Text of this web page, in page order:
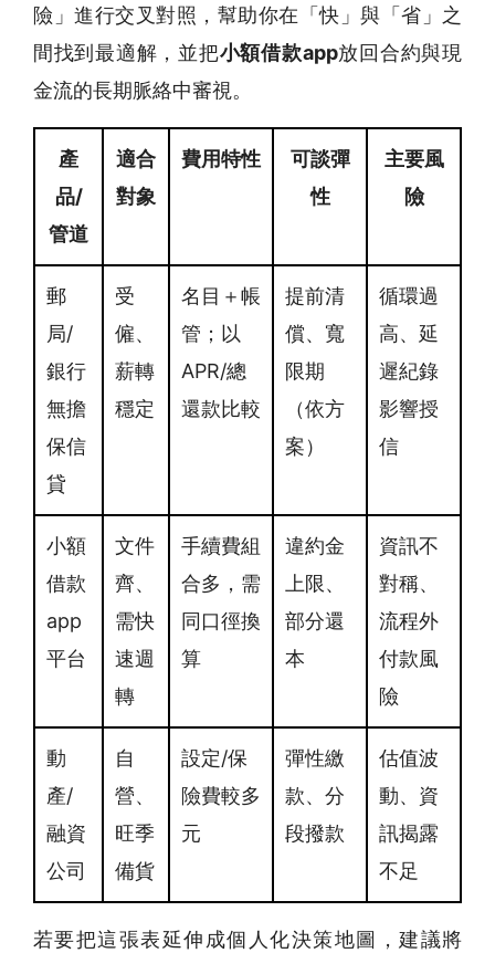
險」進行交叉對照，幫助你在「快」與「省」之
間找到最適解，並把小額借款app放回合約與現
金流的長期脈絡中審視。
產
品/
管道
適合
對象
費用特性
可談彈
性
主要風
險
郵
局/
銀行
無擔
保信
貸
受
僱、
薪轉
穩定
名目＋帳
管；以
APR/總
還款比較
提前清
償、寬
限期
（依方
案）
循環過
高、延
遲紀錄
影響授
信
小額
借款
app
平台
文件
齊、
需快
速週
轉
手續費組
合多，需
同口徑換
算
違約金
上限、
部分還
本
資訊不
對稱、
流程外
付款風
險
動
產/
融資
公司
自
營、
旺季
備貨
設定/保
險費較多
元
彈性繳
款、分
段撥款
估值波
動、資
訊揭露
不足
若要把這張表延伸成個人化決策地圖，建議將